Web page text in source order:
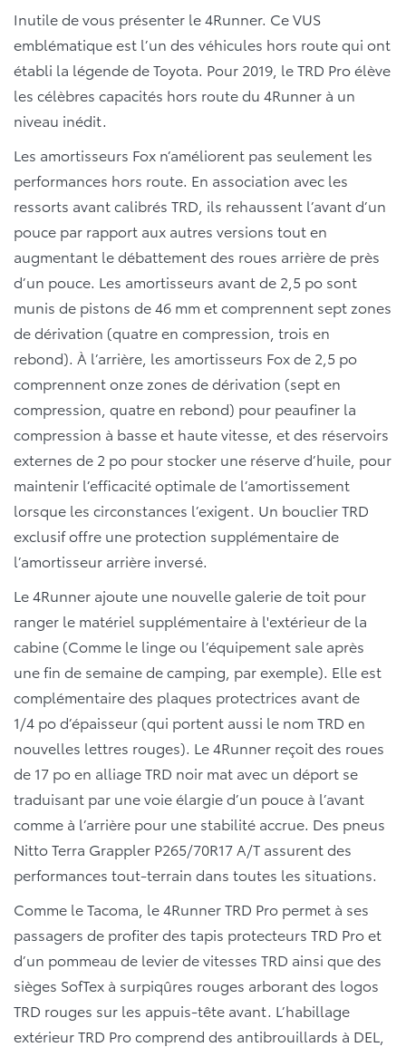
Inutile de vous présenter le 4Runner. Ce VUS
emblématique est l’un des véhicules hors route qui ont
établi la légende de Toyota. Pour 2019, le TRD Pro élève
les célèbres capacités hors route du 4Runner à un
niveau inédit.
Les amortisseurs Fox n’améliorent pas seulement les
performances hors route. En association avec les
ressorts avant calibrés TRD, ils rehaussent l’avant d’un
pouce par rapport aux autres versions tout en
augmentant le débattement des roues arrière de près
d’un pouce. Les amortisseurs avant de 2,5 po sont
munis de pistons de 46 mm et comprennent sept zones
de dérivation (quatre en compression, trois en
rebond). À l’arrière, les amortisseurs Fox de 2,5 po
comprennent onze zones de dérivation (sept en
compression, quatre en rebond) pour peaufiner la
compression à basse et haute vitesse, et des réservoirs
externes de 2 po pour stocker une réserve d’huile, pour
maintenir l’efficacité optimale de l’amortissement
lorsque les circonstances l’exigent. Un bouclier TRD
exclusif offre une protection supplémentaire de
l’amortisseur arrière inversé.
Le 4Runner ajoute une nouvelle galerie de toit pour
ranger le matériel supplémentaire à l'extérieur de la
cabine (Comme le linge ou l’équipement sale après
une fin de semaine de camping, par exemple). Elle est
complémentaire des plaques protectrices avant de
1/4 po d’épaisseur (qui portent aussi le nom TRD en
nouvelles lettres rouges). Le 4Runner reçoit des roues
de 17 po en alliage TRD noir mat avec un déport se
traduisant par une voie élargie d’un pouce à l’avant
comme à l’arrière pour une stabilité accrue. Des pneus
Nitto Terra Grappler P265/70R17 A/T assurent des
performances tout-terrain dans toutes les situations.
Comme le Tacoma, le 4Runner TRD Pro permet à ses
passagers de profiter des tapis protecteurs TRD Pro et
d’un pommeau de levier de vitesses TRD ainsi que des
sièges SofTex à surpiqûres rouges arborant des logos
TRD rouges sur les appuis-tête avant. L’habillage
extérieur TRD Pro comprend des antibrouillards à DEL,